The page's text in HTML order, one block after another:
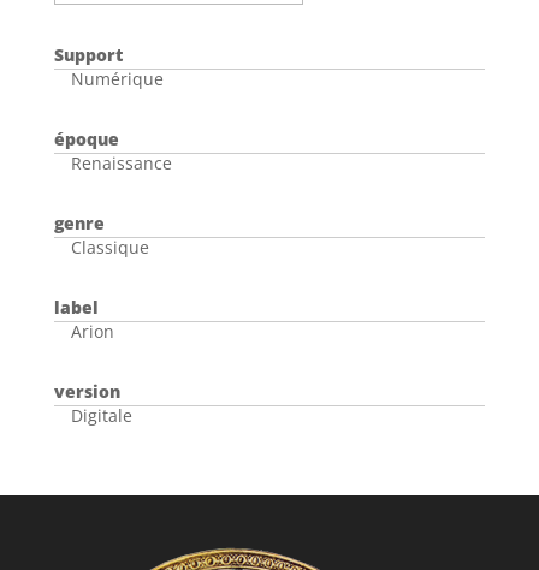
Support
Numérique
époque
Renaissance
genre
Classique
label
Arion
version
Digitale